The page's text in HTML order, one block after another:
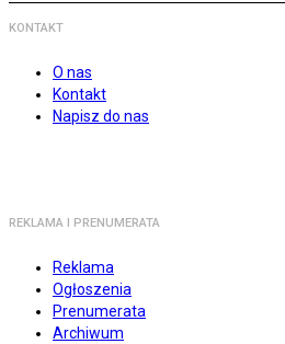
KONTAKT
O nas
Kontakt
Napisz do nas
REKLAMA I PRENUMERATA
Reklama
Ogłoszenia
Prenumerata
Archiwum